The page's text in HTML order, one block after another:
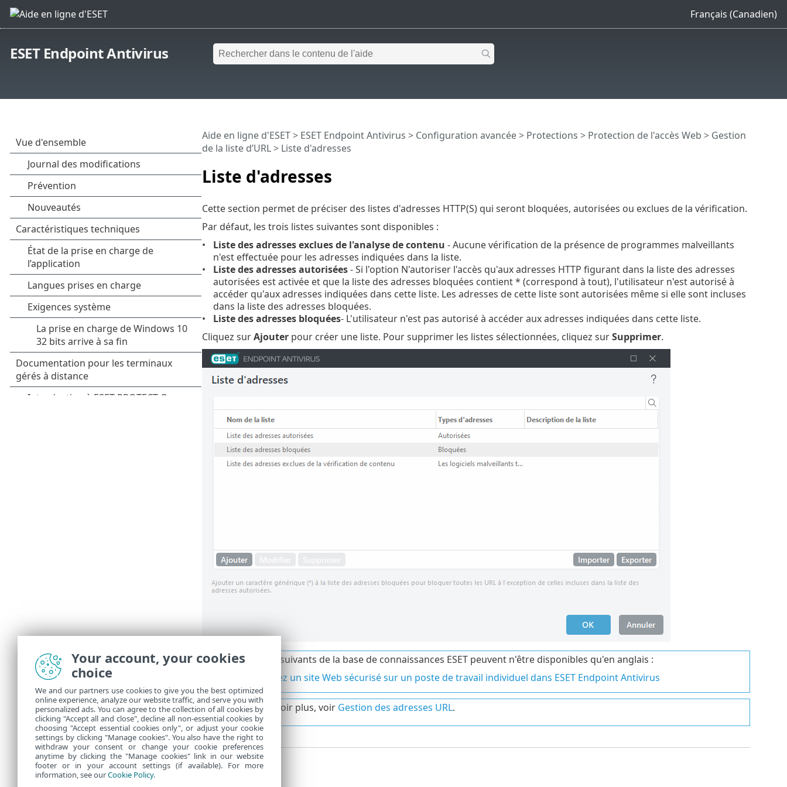
Français (Canadien)
ESET Endpoint Antivirus
Liste d'adresses
Aide en ligne d'ESET> ESET Endpoint Antivirus > Configuration avancée> Protections > Protection de l'accès Web > Gestion
de la liste d’URL> Liste d'adresses
Cette section permet de préciser des listes d'adresses HTTP(S) qui seront bloquées, autorisées ou exclues de la vérification.
Par défaut, les trois listes suivantes sont disponibles :
Liste des adresses exclues de l'analyse de contenu - Aucune vérification de la présence de programmes malveillants
n'est effectuée pour les adresses indiquées dans la liste.
Liste des adresses autorisées- Si l'option N'autoriser l'accès qu'aux adresses HTTP figurant dans la liste des adresses
autorisées est activée et que la liste des adresses bloquées contient * (correspond à tout), l'utilisateur n'est autorisé à
accéder qu'aux adresses indiquées dans cette liste. Les adresses de cette liste sont autorisées même si elle sont incluses
dans la liste des adresses bloquées.
Liste des adresses bloquées- L'utilisateur n'est pas autorisé à accéder aux adresses indiquées dans cette liste.
Cliquez surAjouterpour créer une liste. Pour supprimer les listes sélectionnées, cliquez surSupprimer.
Les articles suivants de la base de connaissances ESET peuvent n'être disponibles qu'en anglais :
Débloquez un site Web sécurisé sur un poste de travail individuel dans ESET Endpoint Antivirus
Pour en savoir plus, voir Gestion des adresses URL.
Your account, your cookies
choice
We and our partners use cookies to give you the best optimized
online experience, analyze our website traffic, and serve you with
personalized ads. You can agree to the collection of all cookies by
clicking "Accept all and close", decline all non-essential cookies by
choosing "Accept essential cookies only", or adjust your cookie
settings by clicking "Manage cookies". You also have the right to
withdraw your consent or change your cookie preferences
anytime by clicking the "Manage cookies" link in our website
footer or in your account settings (if available). For more
information, see ourCookie Policy.